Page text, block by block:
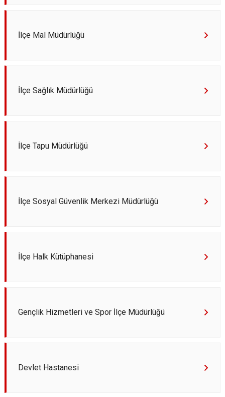
İlçe Mal Müdürlüğü
İlçe Sağlık Müdürlüğü
İlçe Tapu Müdürlüğü
İlçe Sosyal Güvenlik Merkezi Müdürlüğü
İlçe Halk Kütüphanesi
Gençlik Hizmetleri ve Spor İlçe Müdürlüğü
Devlet Hastanesi